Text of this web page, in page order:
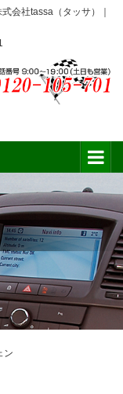
会社tassa（タッサ）｜
ン